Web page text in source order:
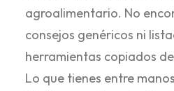
agroalimentario. No
consejos genéricos ni
herramientas copiados
Lo que tienes entre